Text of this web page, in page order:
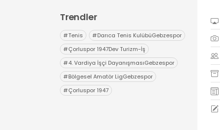
Trendler
#Tenis #Darıca Tenis KulübüGebzespor
#Çorluspor 1947Dev Turizm-İş
#4. Vardiya İşçi DayanışmasıGebzespor
#Bölgesel Amatör LigGebzespor
#Çorluspor 1947